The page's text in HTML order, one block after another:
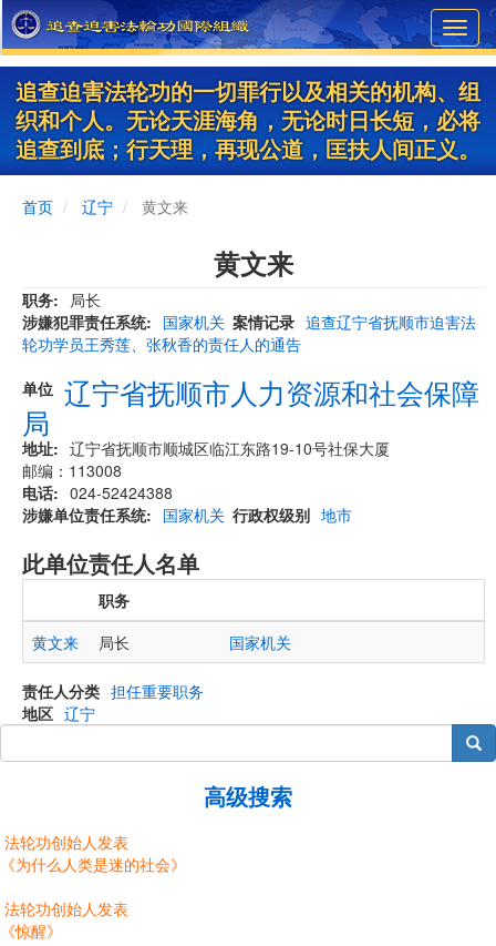
Skip
to
main
content
追查迫害法轮功的一切罪行以及相关的机构、组
织和个人。无论天涯海角，无论时日长短，必将
追查到底；行天理，再现公道，匡扶人间正义。
首页 辽宁 黄文来
黄文来
职务
局长
涉嫌犯罪责任系统
国家机关 案情记录 追查辽宁省抚顺市迫害法
轮功学员王秀莲、张秋香的责任人的通告
单位 辽宁省抚顺市人力资源和社会保障
局
地址
辽宁省抚顺市顺城区临江东路19-10号社保大厦
邮编：113008
电话
024-52424388
涉嫌单位责任系统
国家机关 行政权级别 地市
此单位责任人名单
职务
黄文来
局长 国家机关
责任人分类 担任重要职务
地区 辽宁
搜索
高级搜索
法轮功创始人发表
《为什么人类是迷的社会》
法轮功创始人发表
《惊醒》